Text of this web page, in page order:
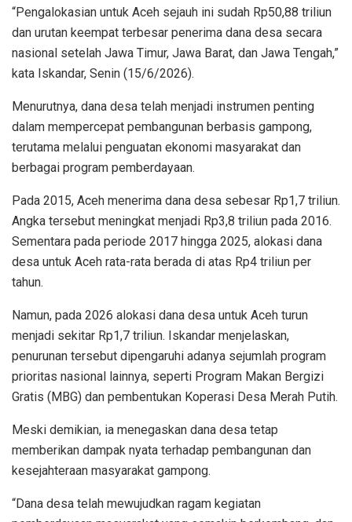
“Pengalokasian untuk Aceh sejauh ini sudah Rp50,88 triliun
dan urutan keempat terbesar penerima dana desa secara
nasional setelah Jawa Timur, Jawa Barat, dan Jawa Tengah,”
kata Iskandar, Senin (15/6/2026).
Menurutnya, dana desa telah menjadi instrumen penting
dalam mempercepat pembangunan berbasis gampong,
terutama melalui penguatan ekonomi masyarakat dan
berbagai program pemberdayaan.
Pada 2015, Aceh menerima dana desa sebesar Rp1,7 triliun.
Angka tersebut meningkat menjadi Rp3,8 triliun pada 2016.
Sementara pada periode 2017 hingga 2025, alokasi dana
desa untuk Aceh rata-rata berada di atas Rp4 triliun per
tahun.
Namun, pada 2026 alokasi dana desa untuk Aceh turun
menjadi sekitar Rp1,7 triliun. Iskandar menjelaskan,
penurunan tersebut dipengaruhi adanya sejumlah program
prioritas nasional lainnya, seperti Program Makan Bergizi
Gratis (MBG) dan pembentukan Koperasi Desa Merah Putih.
Meski demikian, ia menegaskan dana desa tetap
memberikan dampak nyata terhadap pembangunan dan
kesejahteraan masyarakat gampong.
“Dana desa telah mewujudkan ragam kegiatan